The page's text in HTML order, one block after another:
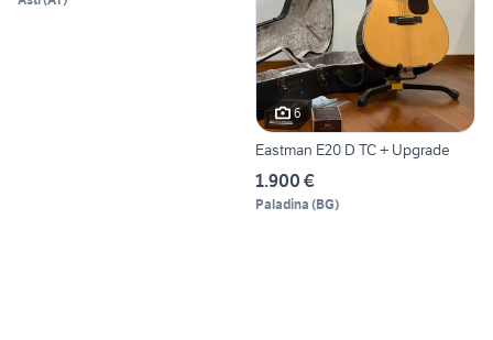
6
Eastman E20 D TC + Upgrade
1.900 €
Paladina (BG)